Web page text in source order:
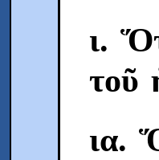
ι.
τοῦ
ια.